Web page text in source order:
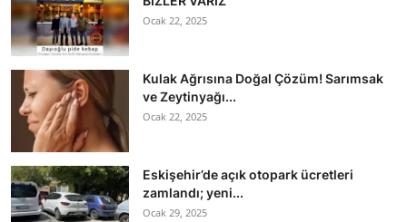
Ocak 22, 2025
Kulak Ağrısına Doğal Çözüm! Sarımsak
ve Zeytinyağı...
Ocak 22, 2025
Eskişehir’de açık otopark ücretleri
zamlandı; yeni...
Ocak 29, 2025